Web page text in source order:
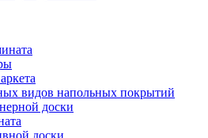
видов напольных покрытий
доски
доски